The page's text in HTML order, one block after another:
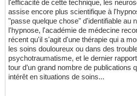
l'efficacité de cette technique, les
assise encore plus scientifique à
"passe quelque chose" d'identifiable au
l'hypnose, l'académie de médecine
récent qu'il s'agit d'une thérapie qui a
les soins douloureux ou dans des
psychotraumatisme, et le dernier
tour d’un grand nombre de publications
intérêt en situations de soins...